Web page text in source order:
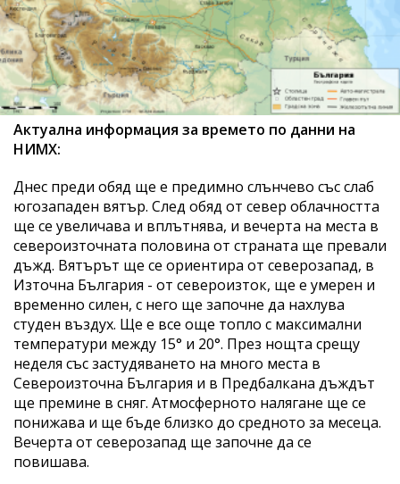
Актуална информация за времето по данни на
НИМХ:
Днес преди обяд ще е предимно слънчево със слаб
югозападен вятър. След обяд от север облачността
ще се увеличава и вплътнява, и вечерта на места в
североизточната половина от страната ще превали
дъжд. Вятърът ще се ориентира от северозапад, в
Източна България - от североизток, ще е умерен и
временно силен, с него ще започне да нахлува
студен въздух. Ще е все още топло с максимални
температури между 15° и 20°. През нощта срещу
неделя със застудяването на много места в
Североизточна България и в Предбалкана дъждът
ще премине в сняг. Атмосферното налягане ще се
понижава и ще бъде близко до средното за месеца.
Вечерта от северозапад ще започне да се
повишава.